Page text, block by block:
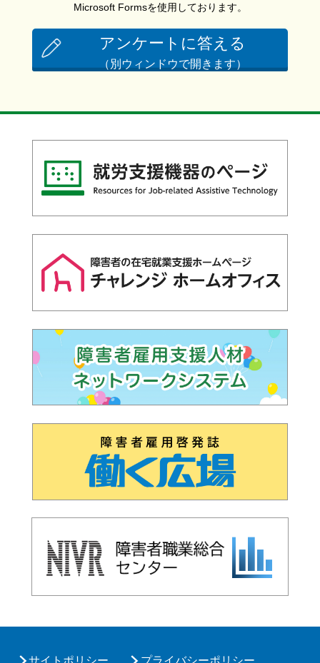
Microsoft Formsを使用しております。
アンケートに答える
（別ウィンドウで開きます）
サイトポリシー プライバシーポリシー